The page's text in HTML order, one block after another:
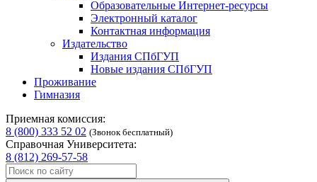
Образовательные Интернет-ресурсы
Электронный каталог
Контактная информация
Издательство
Издания СПбГУП
Новые издания СПбГУП
Проживание
Гимназия
Приемная комиссия:
8 (800) 333 52 02 (Звонок бесплатный)
Справочная Университета:
8 (812) 269-57-58